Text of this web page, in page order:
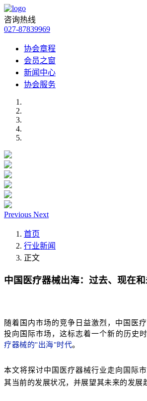
咨询热线
027-87839969
协会章程
会员之窗
新闻中心
协会服务
Previous Next
首页
行业新闻
正文
中国医疗器械出海：过去、现在
随着国内市场的竞争日益激烈，中国医
投向国际市场，这标志着一个新的历史
疗器械的"出海"时代。
本文将探讨中国医疗器械行业走向国际
其当前的发展状况，并展望其未来的发展